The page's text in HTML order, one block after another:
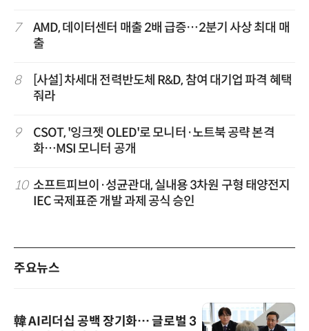
7
AMD, 데이터센터 매출 2배 급증…2분기 사상 최대 매
출
8
[사설] 차세대 전력반도체 R&D, 참여 대기업 파격 혜택
줘라
9
CSOT, '잉크젯 OLED'로 모니터·노트북 공략 본격
화…MSI 모니터 공개
10 소프트피브이·성균관대, 실내용 3차원 구형 태양전지
IEC 국제표준 개발 과제 공식 승인
주요뉴스
韓 AI리더십 공백 장기화… 글로벌 3